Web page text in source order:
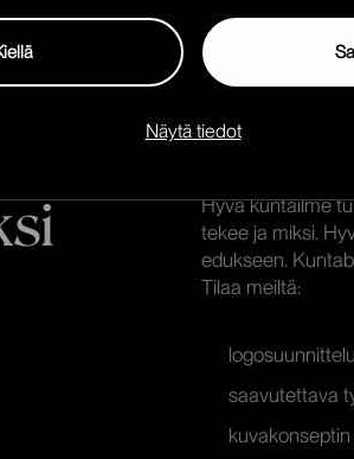
Näytä tiedot
Tutustu
Hyvä kuntailme
tekee ja miksi.
edukseen.
Tilaa meiltä:
logosuunnittelu
saavutettava